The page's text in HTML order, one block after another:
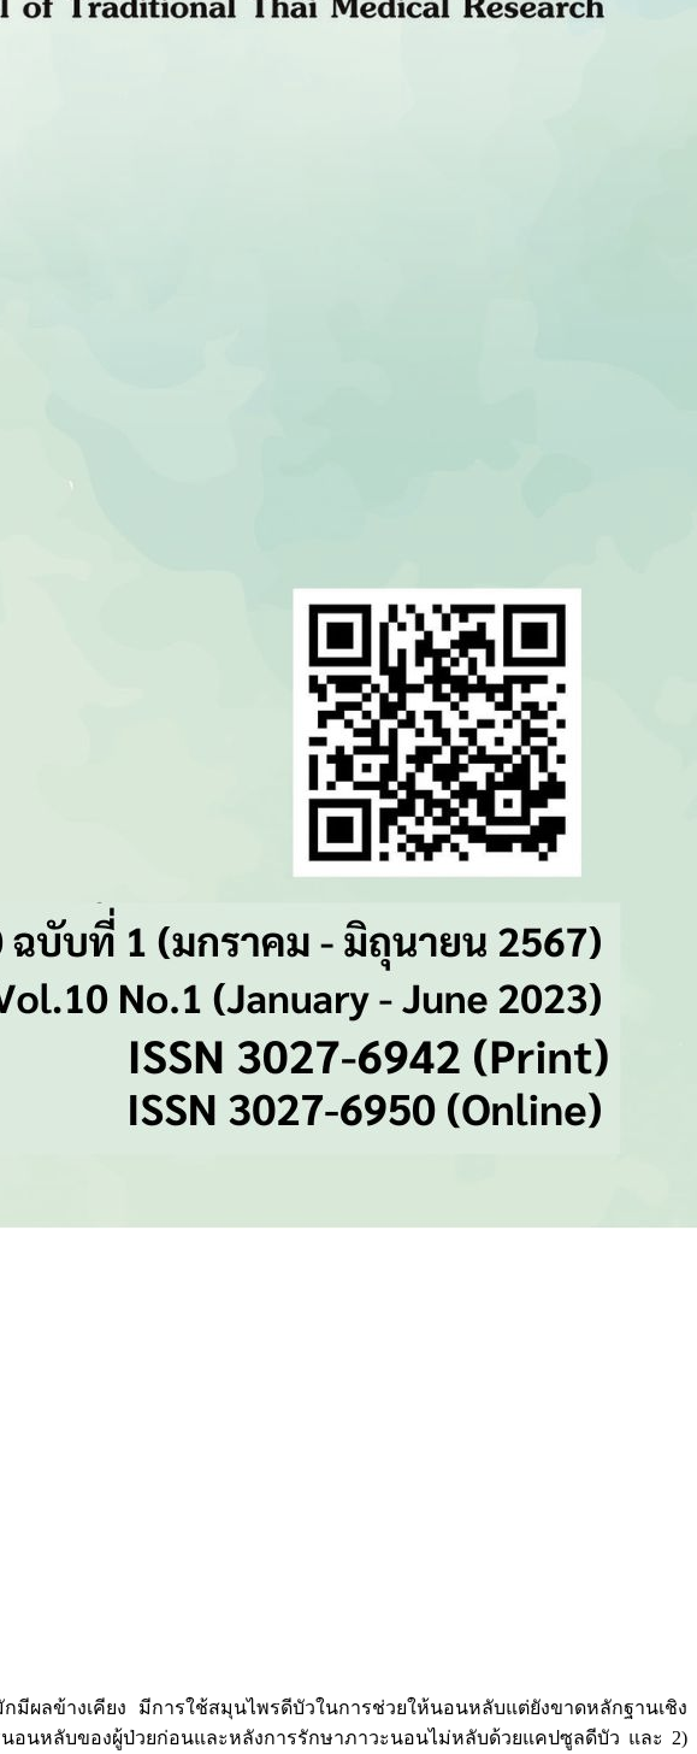
ผลข้างเคียง มีการใช้สมุนไพรดีบัวในการช่วยให้นอนหลับแต่ยังขาดหลักฐานเชิง
อนหลับของผู้ป่วยก่อนและหลังการรักษาภาวะนอนไม่หลับด้วยแคปซูลดีบัว และ 2)